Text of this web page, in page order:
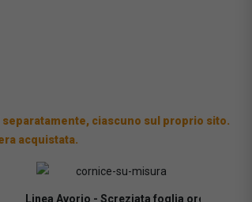
ciascuno sul proprio sito.
acquistata.